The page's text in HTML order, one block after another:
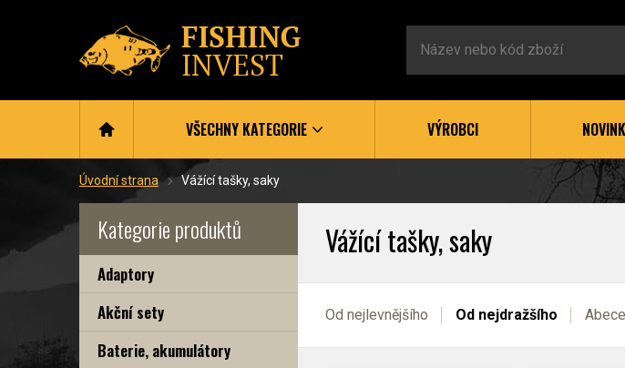
VŠECHNY KATEGORIE VÝROBCI
Úvodní strana Vážící tašky, saky
Kategorie produktů
Adaptory
Akční sety
Baterie, akumulátory
Vážící tašky, saky
Od nejlevnějšího Od nejdražšího